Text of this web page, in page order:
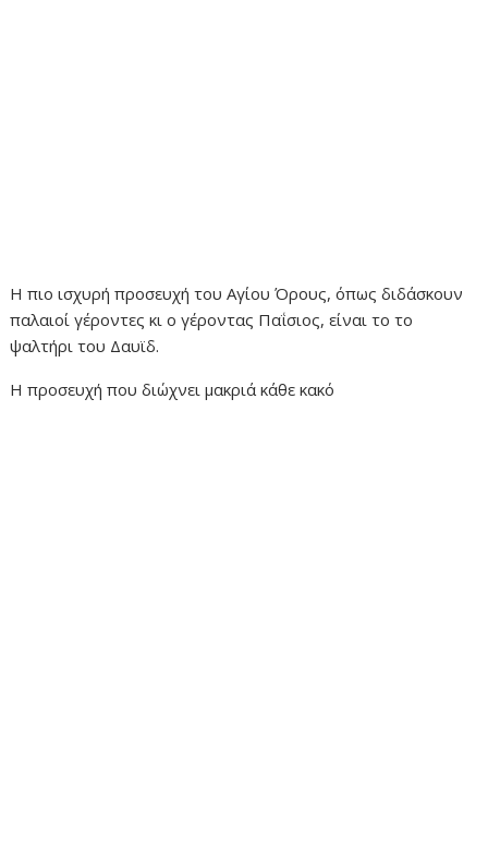
Η πιο ισχυρή προσευχή του Αγίου Όρους, όπως διδάσκουν
παλαιοί γέροντες κι ο γέροντας Παΐσιος, είναι το το
ψαλτήρι του Δαυϊδ.
Η προσευχή που διώχνει μακριά κάθε κακό